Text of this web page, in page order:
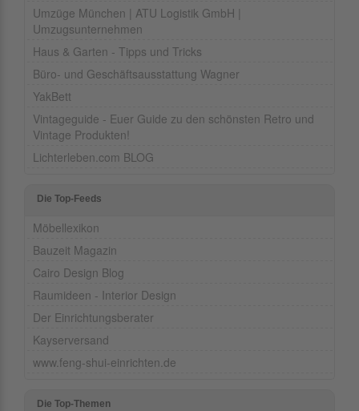
Umzüge München | ATU Logistik GmbH |
Umzugsunternehmen
Haus & Garten - Tipps und Tricks
Büro- und Geschäftsausstattung Wagner
YakBett
Vintageguide - Euer Guide zu den schönsten Retro und
Vintage Produkten!
Lichterleben.com BLOG
Die Top-Feeds
Möbellexikon
Bauzeit Magazin
Cairo Design Blog
Raumideen - Interior Design
Der Einrichtungsberater
Kayserversand
www.feng-shui-einrichten.de
Die Top-Themen